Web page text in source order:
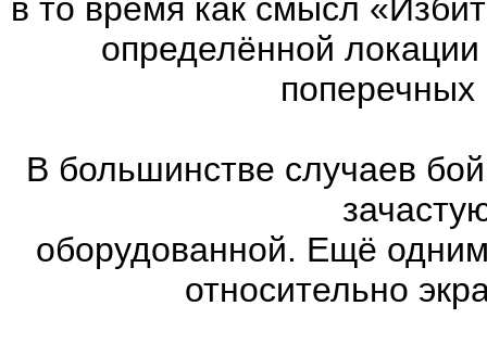
в то время как смысл
определённой
В большинстве случаев
оборудованной. Ещё
относительно